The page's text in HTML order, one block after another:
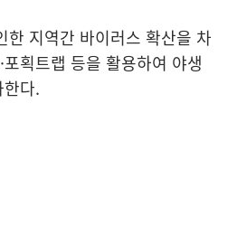
한 지역간 바이러스 확산을 차
획트랩 등을 활용하여 야생
다.